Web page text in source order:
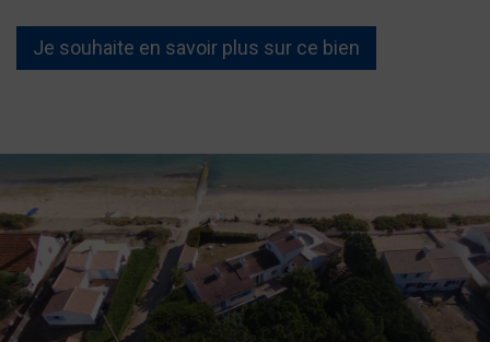
Je souhaite en savoir plus sur ce bien